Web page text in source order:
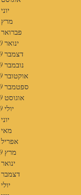
יוני 2020
מרץ 2020
פברואר 2020
ינואר 2020
דצמבר 2019
נובמבר 2019
אוקטובר 2019
ספטמבר 2019
אוגוסט 2019
יולי 2019
יוני 2019
מאי 2019
אפריל 2019
מרץ 2019
ינואר 2019
דצמבר 2018
יולי 2018